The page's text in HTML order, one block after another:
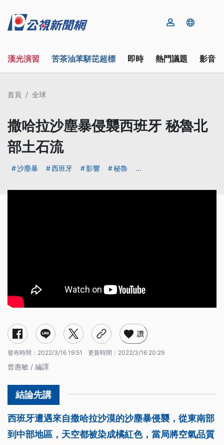
漢光演習 苦茶油苯駢芘超標 即時 熱門議題 影音
首頁 全球
撒哈拉沙塵暴侵襲西班牙 秘魯北
部土石流
沙塵暴 西班牙 影響 秘魯 ...
讚
發布時間： 2022/3/16 19:51 更新時間： 2022/3/16 20:29
曾惠敏 / 編譯
西班牙遭遇來自撒哈拉沙漠的沙塵暴侵襲，從東南部
到中部地區，天空都被染成橘紅色，當局將空氣品質